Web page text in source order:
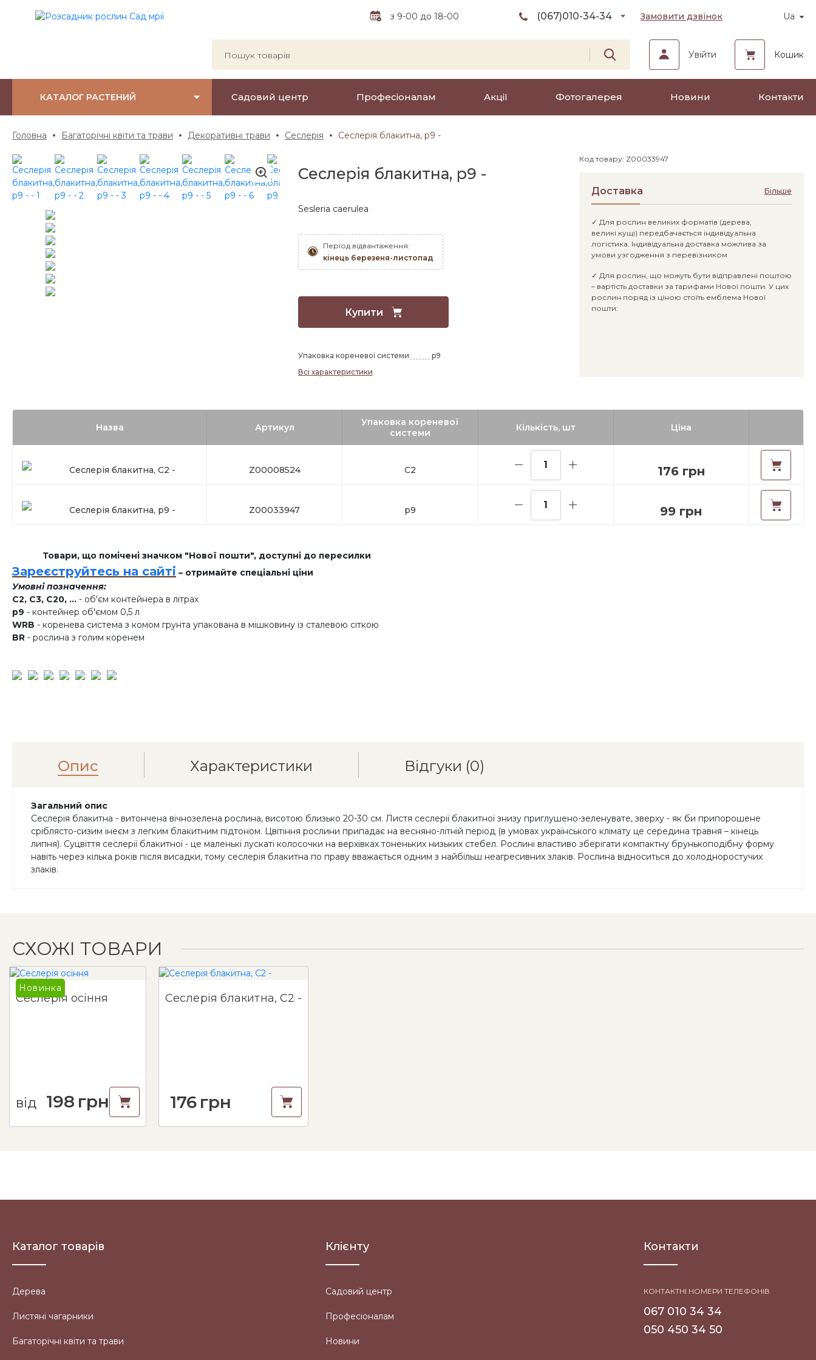
з 9-00 до 18-00 (067)010-34-34 Замовити дзвінок Ua
Увійти Кошик
КАТАЛОГ РАСТЕНИЙ Садовий центр Професіоналам Акції Фотогалерея Новини Контакти
Головна Багаторічні квіти та трави Декоративні трави Сеслерія Сеслерія блакитна, p9 -
Сеслерія блакитна, p9 -
Sesleria caerulea
Період відвантаження:
кінець березеня-листопад
Купити
Упаковка кореневої системи
p9
Всі характеристики
Код товару: Z00033947
Доставка Більше
✓ Для рослин великих форматів (дерева,
великі кущі) передбачається індивідуальна
логістика. Індивідуальна доставка можлива за
умови узгодження з перевізником
✓ Для рослин, що можуть бути відправлені поштою
– вартість доставки за тарифами Нової пошти. У цих
рослин поряд із ціною стоїть емблема Нової
пошти:
Назва Артикул
Упаковка кореневої
системи
Кількість, шт Ціна
Сеслерія блакитна, C2 - Z00008524 C2 176 грн
Сеслерія блакитна, p9 - Z00033947 p9 99 грн
Товари, що помічені значком "Нової пошти", доступні до пересилки
Зареєструйтесь на сайті – отримайте спеціальні ціни
Умовні позначення:
C2, C3, C20, ... - об'єм контейнера в літрах
p9 - контейнер об'ємом 0,5 л
WRB - коренева система з комом грунта упакована в мішковину із сталевою сіткою
BR - рослина з голим коренем
Опис Характеристики Відгуки (0)
Загальний опис
Сеслерія блакитна - витончена вічнозелена рослина, висотою близько 20-30 см. Листя сеслерії блакитної знизу приглушено-зеленувате, зверху - як би припорошене
сріблясто-сизим інеєм з легким блакитним підтоном. Цвітіння рослини припадає на весняно-літній період (в умовах українського клімату це середина травня – кінець
липня). Суцвіття сеслерії блакитної - це маленькі лускаті колосочки на верхівках тоненьких низьких стебел. Рослині властиво зберігати компактну брунькоподібну форму
навіть через кілька років після висадки, тому сеслерія блакитна по праву вважається одним з найбільш неагресивних злаків. Рослина відноситься до холодноростучих
злаків.
СХОЖІ ТОВАРИ
Новинка
Сеслерія осіння
від 198 грн
Сеслерія блакитна, C2 -
176 грн
Каталог товарів
Дерева
Листяні чагарники
Багаторічні квіти та трави
Клієнту
Садовий центр
Професіоналам
Новини
Контакти
КОНТАКТНІ НОМЕРИ ТЕЛЕФОНІВ
067 010 34 34
050 450 34 50